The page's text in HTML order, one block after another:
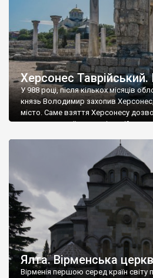
Херсонес
У 988 році, після кількох місяців
князь Володимир захопив Херсонес,
місто. Саме взяття Херсонесу
диктувати свої умови
Херсонесі Володимир-язичник,
А потім було Хрещення Русі. На
Ялта. Вірменська
Вірменія першою серед країн світу